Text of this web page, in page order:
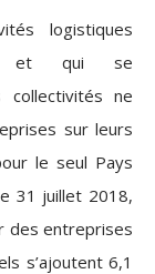
logistiques
et qui se
collectivités ne
sur leurs
le seul Pays
31 juillet 2018,
des entreprises
s’ajoutent 6,1